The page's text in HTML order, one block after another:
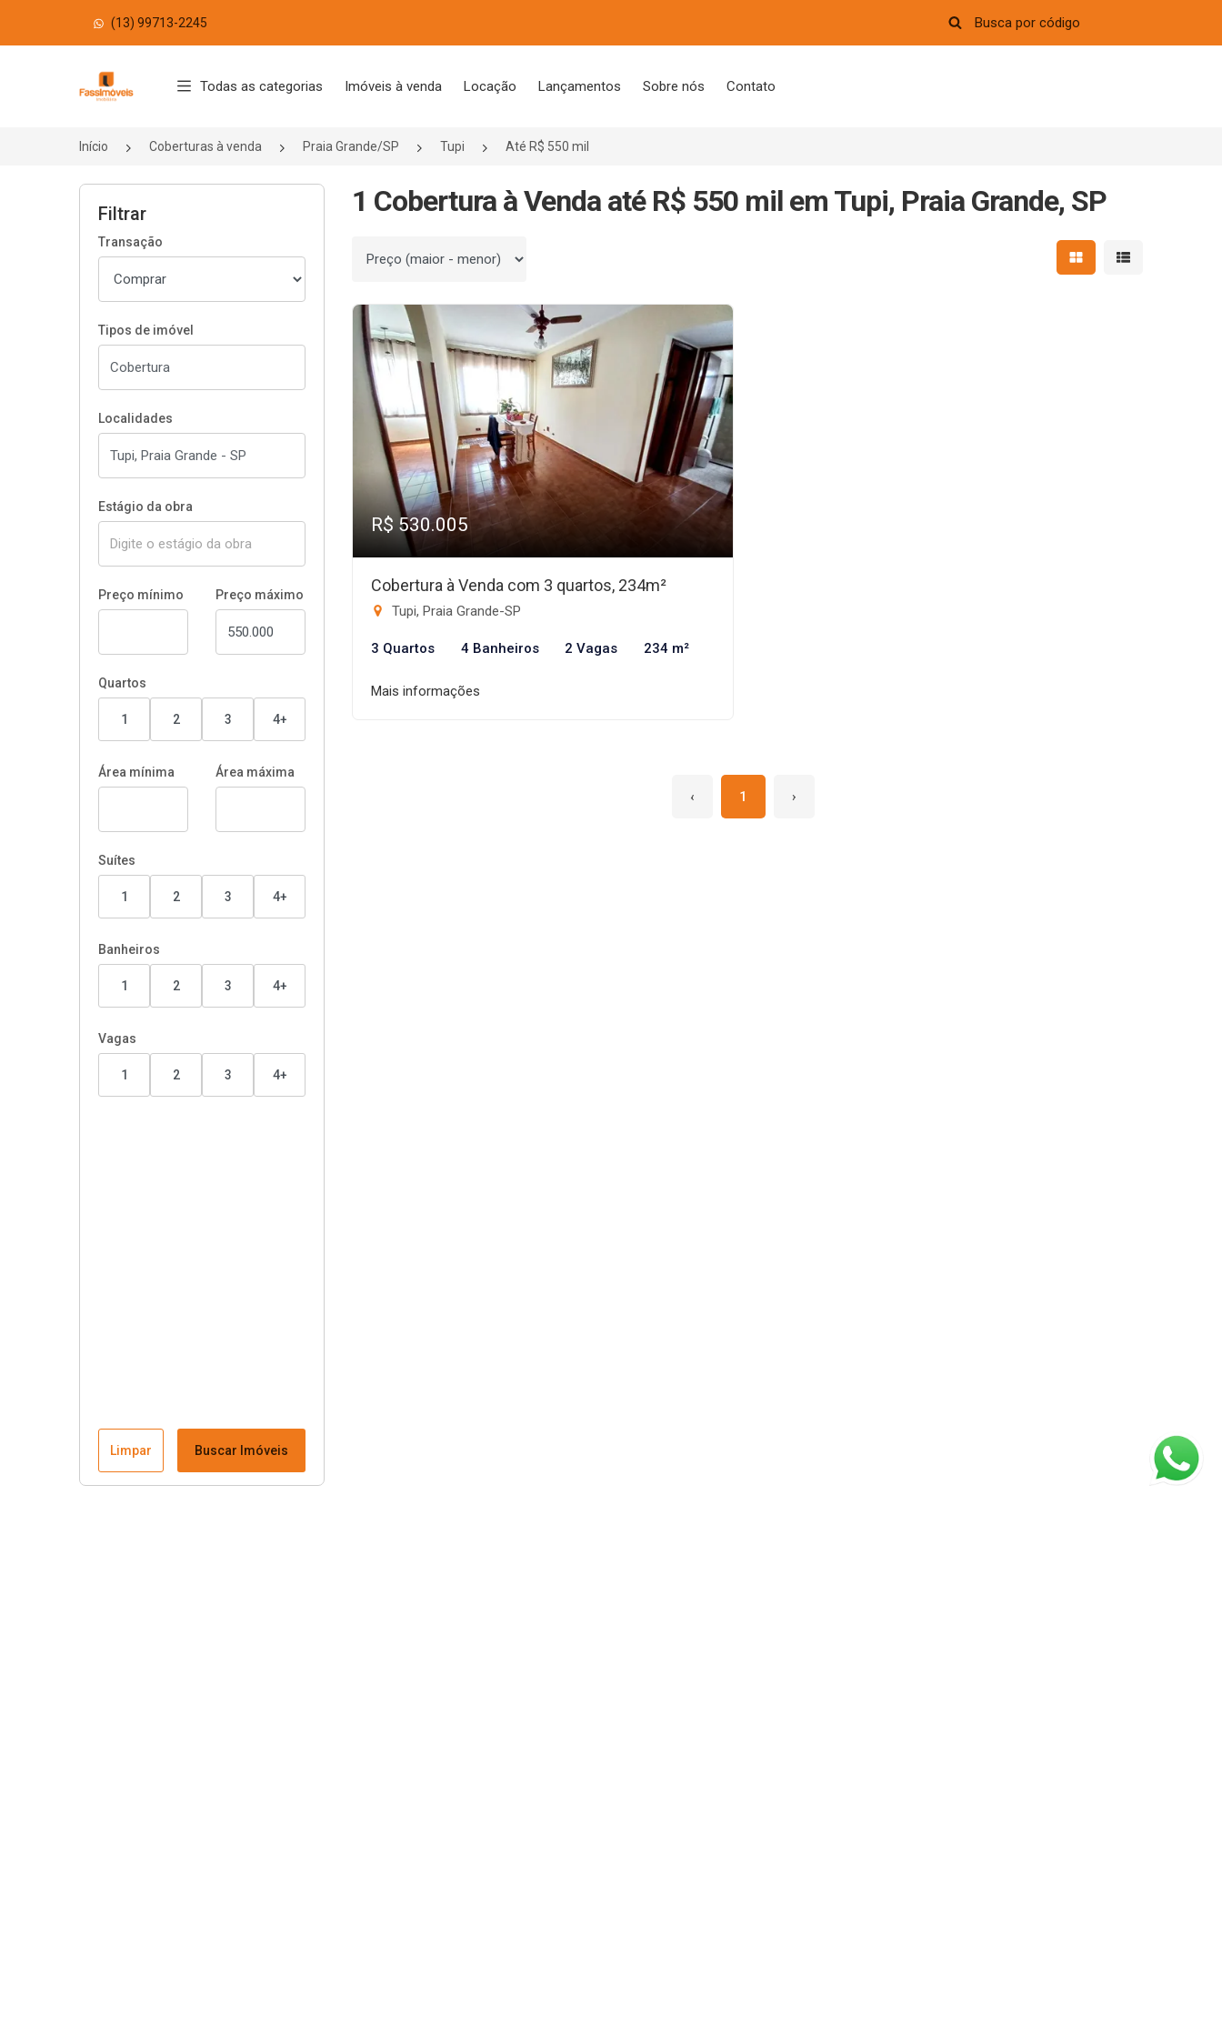
(13) 99713-2245
Página inicial
Todas as categorias Imóveis à venda Locação Lançamentos Sobre nós Contato
Início Coberturas à venda Praia Grande/SP Tupi Até R$ 550 mil
Filtrar
Transação
Tipos de imóvel
Localidades
Estágio da obra
Preço mínimo Preço máximo
Quartos
1 2 3 4+
Área mínima Área máxima
Suítes
1 2 3 4+
Banheiros
1 2 3 4+
Vagas
1 2 3 4+
Limpar Buscar Imóveis
1 Cobertura à Venda até R$ 550 mil em Tupi, Praia Grande, SP
Ordenar por Mostrar resultados em
Mostrar
R$ 530.005
Cobertura à Venda com 3 quartos, 234m²
Tupi, Praia Grande-SP
3 Quartos 4 Banheiros 2 Vagas 234 m²
Mais informações
‹ 1 ›